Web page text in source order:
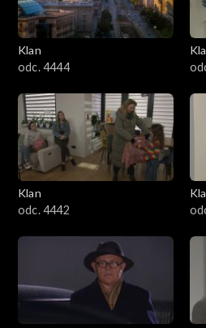
Klan
odc. 4444
Klan
odc. 4442